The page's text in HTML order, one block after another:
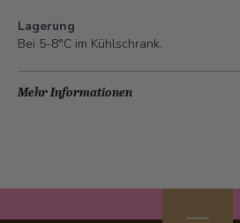
Lagerung
Bei 5-8°C im Kühlschrank.
Mehr Informationen